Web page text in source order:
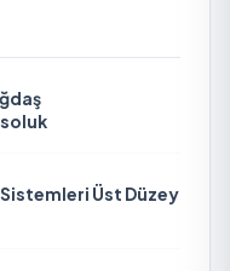
Üst Düzey